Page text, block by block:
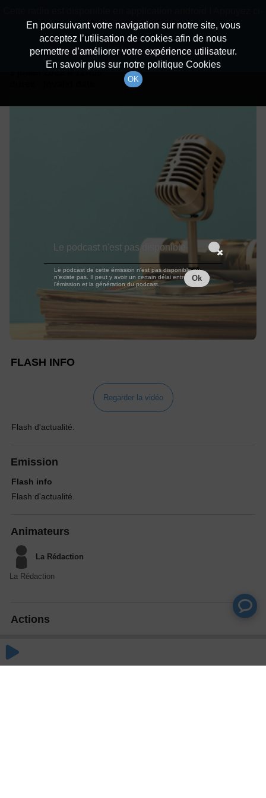
Détails De L'épisode
à 12h59
FLASH INFO
Regarder la vidéo
Flash d'actualité.
Emission
Flash info
Flash d'actualité.
Animateurs
La Rédaction
La Rédaction
Actions
En poursuivant votre navigation sur notre site, vous
acceptez l’utilisation de cookies afin de nous
permettre d’améliorer votre expérience utilisateur.
En savoir plus sur notre politique Cookies
OK
dessous pour l'installer.
Non merci Télécharger l'application
Le podcast n'est pas disponible
Le podcast de cette émission n'est pas disponible ou
n'existe pas. Il peut y avoir un certain délai entre la fin de
l'émission et la génération du podcast.
Ok